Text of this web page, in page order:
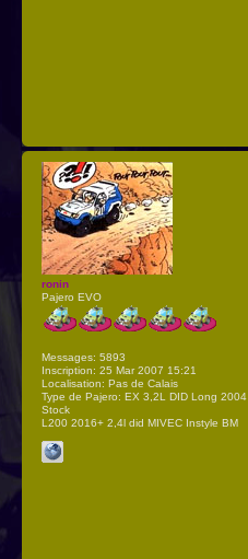
ronin
Pajero EVO
Messages: 5893
Inscription: 25 Mar 2007 15:21
Localisation: Pas de Calais
Type de Pajero: EX 3,2L DID Long 2004
Stock
L200 2016+ 2,4l did MIVEC Instyle BM